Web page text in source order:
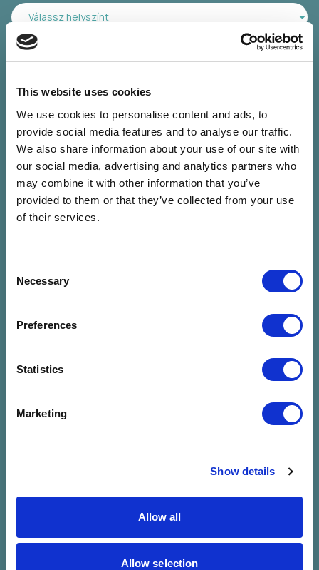
This website uses cookies
We use cookies to personalise content and ads, to
provide social media features and to analyse our traffic.
We also share information about your use of our site with
our social media, advertising and analytics partners who
may combine it with other information that you’ve
provided to them or that they’ve collected from your use
of their services.
Selection
Necessary
Preferences
Statistics
Marketing
Show details
Allow all
Allow selection
Válassz helyszínt
Válassz időpontot
Nincs találat a
megadott
szűrésre